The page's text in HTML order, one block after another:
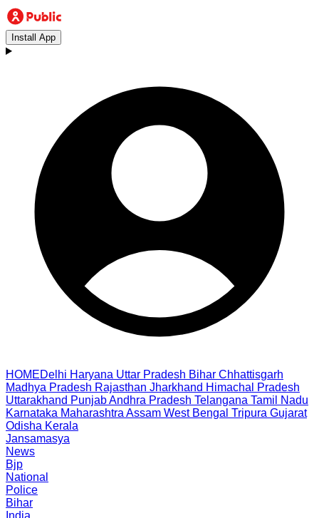
Install App
HOMEDelhi Haryana Uttar Pradesh Bihar Chhattisgarh
Madhya Pradesh Rajasthan Jharkhand Himachal Pradesh
Uttarakhand PunjabAndhra Pradesh Telangana Tamil Nadu
Karnataka Maharashtra Assam West Bengal Tripura Gujarat
Odisha Kerala
Jansamasya
News
Bjp
National
Police
Bihar
India